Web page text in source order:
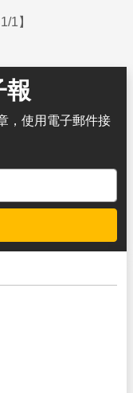
1】
報
，使用電子郵件接